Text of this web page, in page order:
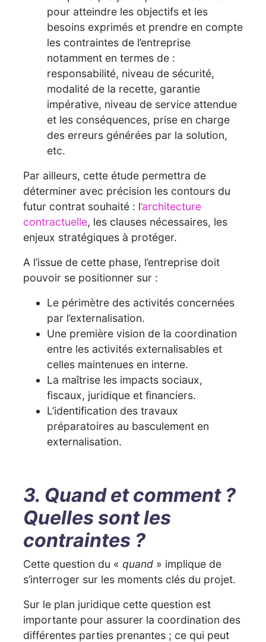
pour atteindre les objectifs et les
besoins exprimés et prendre en compte
les contraintes de l’entreprise
notamment en termes de :
responsabilité, niveau de sécurité,
modalité de la recette, garantie
impérative, niveau de service attendue
et les conséquences, prise en charge
des erreurs générées par la solution,
etc.
Par ailleurs, cette étude permettra de
déterminer avec précision les contours du
futur contrat souhaité : l’architecture
contractuelle, les clauses nécessaires, les
enjeux stratégiques à protéger.
A l’issue de cette phase, l’entreprise doit
pouvoir se positionner sur :
Le périmètre des activités concernées
par l’externalisation.
Une première vision de la coordination
entre les activités externalisables et
celles maintenues en interne.
La maîtrise les impacts sociaux,
fiscaux, juridique et financiers.
L’identification des travaux
préparatoires au basculement en
externalisation.
3. Quand et comment ?
Quelles sont les
contraintes ?
Cette question du « quand » implique de
s’interroger sur les moments clés du projet.
Sur le plan juridique cette question est
importante pour assurer la coordination des
différentes parties prenantes ; ce qui peut